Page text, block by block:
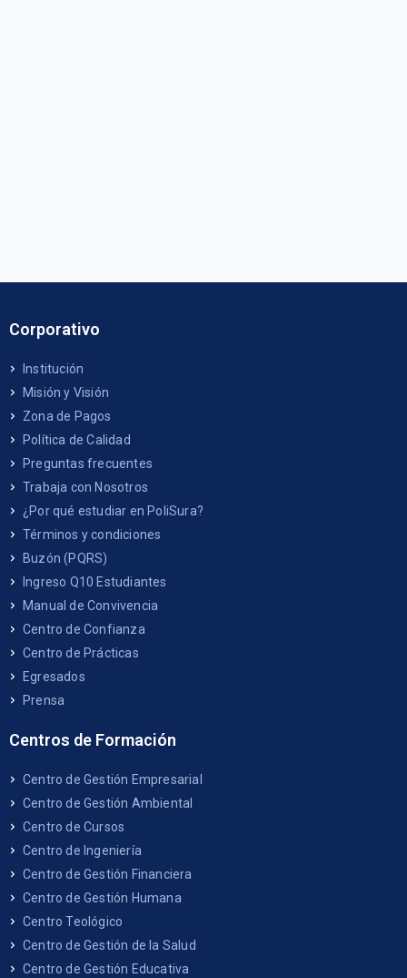
Corporativo
Institución
Misión y Visión
Zona de Pagos
Política de Calidad
Preguntas frecuentes
Trabaja con Nosotros
¿Por qué estudiar en PoliSura?
Términos y condiciones
Buzón (PQRS)
Ingreso Q10 Estudiantes
Manual de Convivencia
Centro de Confianza
Centro de Prácticas
Egresados
Prensa
Centros de Formación
Centro de Gestión Empresarial
Centro de Gestión Ambiental
Centro de Cursos
Centro de Ingeniería
Centro de Gestión Financiera
Centro de Gestión Humana
Centro Teológico
Centro de Gestión de la Salud
Centro de Gestión Educativa